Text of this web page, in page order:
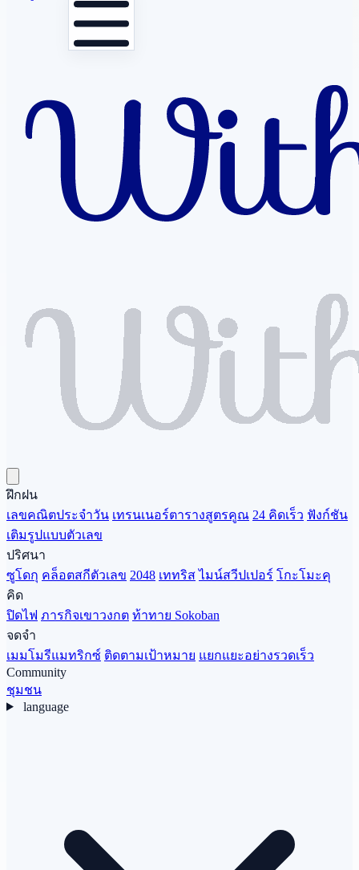
ฝึกฝน
เลขคณิตประจำวัน เทรนเนอร์ตารางสูตรคูณ 24 คิดเร็ว ฟังก์ชัน
เติมรูปแบบตัวเลข
ปริศนา
ซูโดกุ คล็อตสกีตัวเลข 2048 เททริส ไมน์สวีปเปอร์ โกะโมะคุ
คิด
ปิดไฟ ภารกิจเขาวงกต ท้าทาย Sokoban
จดจำ
เมมโมรีแมทริกซ์ ติดตามเป้าหมาย แยกแยะอย่างรวดเร็ว
Community
ชุมชน
language